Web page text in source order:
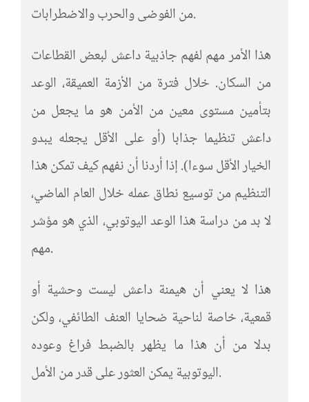
من الفوضى والحرب والاضطرابات.
هذا الأمر مهم لفهم جاذبية داعش لبعض القطاعات
من السكان. خلال فترة من الأزمة العميقة، الوعد
بتأمين مستوى معين من الأمن هو ما يجعل من
داعش تنظيما جذابا (أو على الأقل يجعله يبدو
الخيار الأقل سوءا). إذا أردنا أن نفهم كيف تمكن هذا
التنظيم من توسيع نطاق عمله خلال العام الماضي،
لا بد من دراسة هذا الوعد اليوتوبي، الذي هو مؤشر
مهم.
هذا لا يعني أن هيمنة داعش ليست وحشية أو
قمعية، خاصة لناحية ضحايا العنف الطائفي، ولكن
بدلا من أن هذا ما يظهر بالضبط فراغ وعوده
اليوتوبية يمكن العثور على قدر من الأمل.